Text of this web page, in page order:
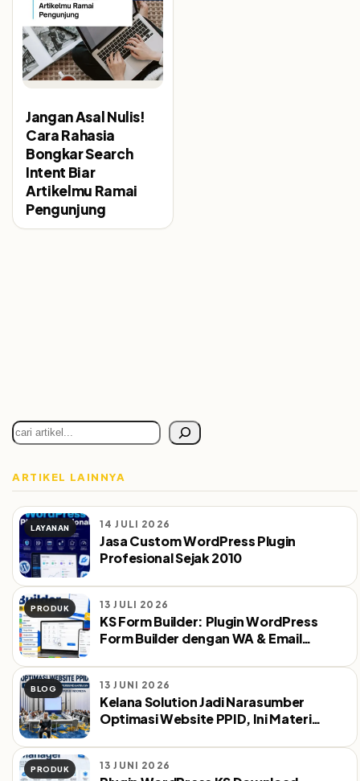
Jangan Asal Nulis!
Cara Rahasia
Bongkar Search
Intent Biar
Artikelmu Ramai
Pengunjung
Cari
ARTIKEL LAINNYA
LAYANAN 14 JULI 2026
Jasa Custom WordPress Plugin
Profesional Sejak 2010
PRODUK 13 JULI 2026
KS Form Builder: Plugin WordPress
Form Builder dengan WA & Email
BLOG 13 JUNI 2026
Kelana Solution Jadi Narasumber
Optimasi Website PPID, Ini Materi
PRODUK 13 JUNI 2026